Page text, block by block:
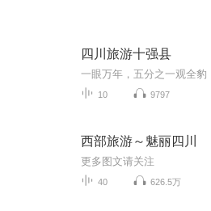
四川旅游十强县
10 9797
西部旅游～魅丽四川
40 626.5万